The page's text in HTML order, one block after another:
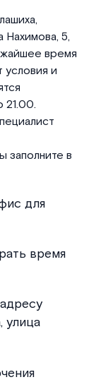
Нахимова, 5,
время
условия и
21.00.
заполните в
для
время
улица